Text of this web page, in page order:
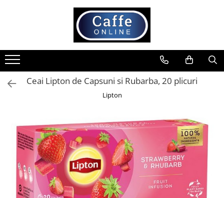
Cafea
Cafea Boabe
Capsule Cafea
Ceai
Espressoare
Aparate Automate
Aparate capsule
Aparate clasice
Ceai Lipton de Capsuni si Rubarba, 20 plicuri
Lipton